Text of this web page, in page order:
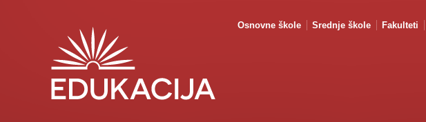
Osnovne škole Srednje škole Fakulteti